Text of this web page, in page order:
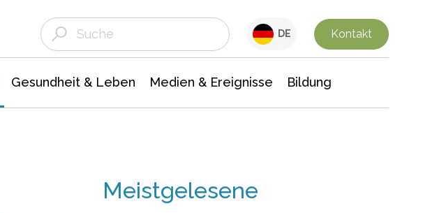
DE Kontakt
Gesundheit & Leben Medien & Ereignisse Bildung
Meistgelesene